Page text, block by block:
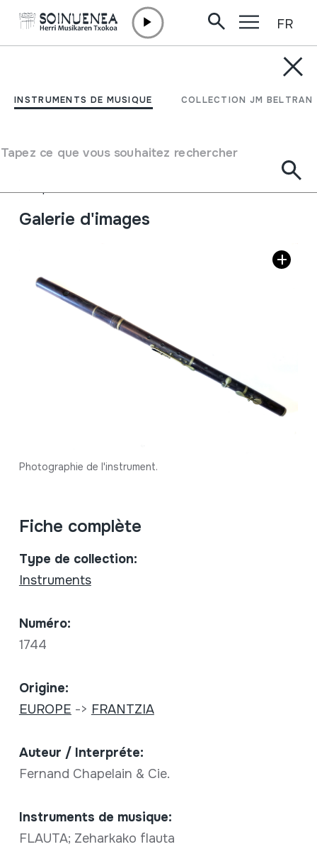
INSTRUMENTS DE MUSIQUE COLLECTION JM BELTRAN
Tapez ce que vous souhaitez rechercher
FR
FLAUTA; Zeharkako
Auteur
Fernand Chapelain & Cie.
Aérophones->Flûtes->Traversière
Galerie d'images
Photographie de l'instrument.
Fiche complète
Type de collection:
Instruments
Numéro:
1744
Origine:
EUROPE -> FRANTZIA
Auteur / Interpréte:
Fernand Chapelain & Cie.
Instruments de musique:
FLAUTA; Zeharkako flauta